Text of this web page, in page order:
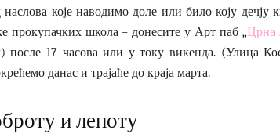
које наводимо доле или било коју дечју
прокупачких школа – донесите у Арт паб „Црна
17 часова или у току викенда. (Улица
данас и трајаће до краја марта.
и лепоту